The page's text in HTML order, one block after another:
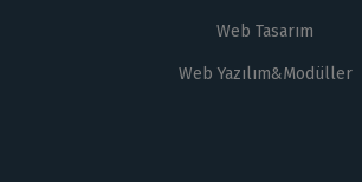
Web Tasarım
Web Yazılım&Modüller